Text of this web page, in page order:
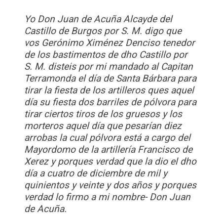
Yo Don Juan de Acuña Alcayde del
Castillo de Burgos por S. M. digo que
vos Gerónimo Ximénez Denciso tenedor
de los bastimentos de dho Castillo por
S. M. disteis por mi mandado al Capitan
Terramonda el día de Santa Bárbara para
tirar la fiesta de los artilleros ques aquel
día su fiesta dos barriles de pólvora para
tirar ciertos tiros de los gruesos y los
morteros aquel día que pesarían diez
arrobas la cual pólvora está a cargo del
Mayordomo de la artillería Francisco de
Xerez y porques verdad que la dio el dho
día a cuatro de diciembre de mil y
quinientos y veinte y dos años y porques
verdad lo firmo a mi nombre- Don Juan
de Acuña.